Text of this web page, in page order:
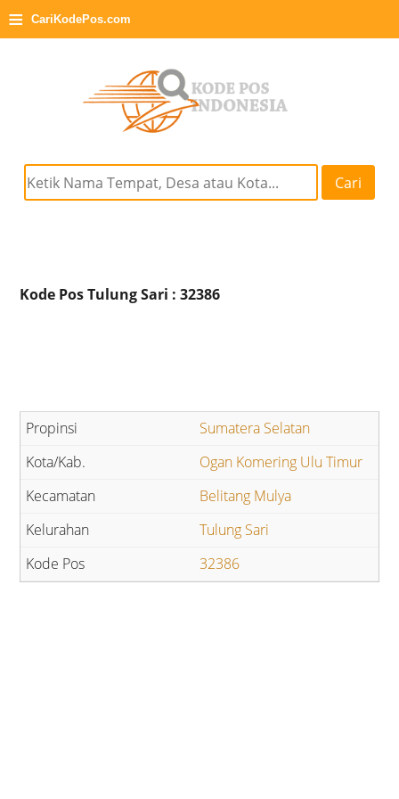
≡ CariKodePos.com
Cari
Kode Pos Tulung Sari : 32386
Sumatera Selatan
Ogan Komering Ulu Timur
Belitang Mulya
Tulung Sari
32386